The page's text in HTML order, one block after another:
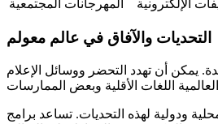
المهرجانات المجتمعية الإلكترونية
التحديات والآفاق في عالم معولم
يمكن أن تهدد التحضر ووسائل الإعلام
ودولية لهذه التحديات. تساعد برامج